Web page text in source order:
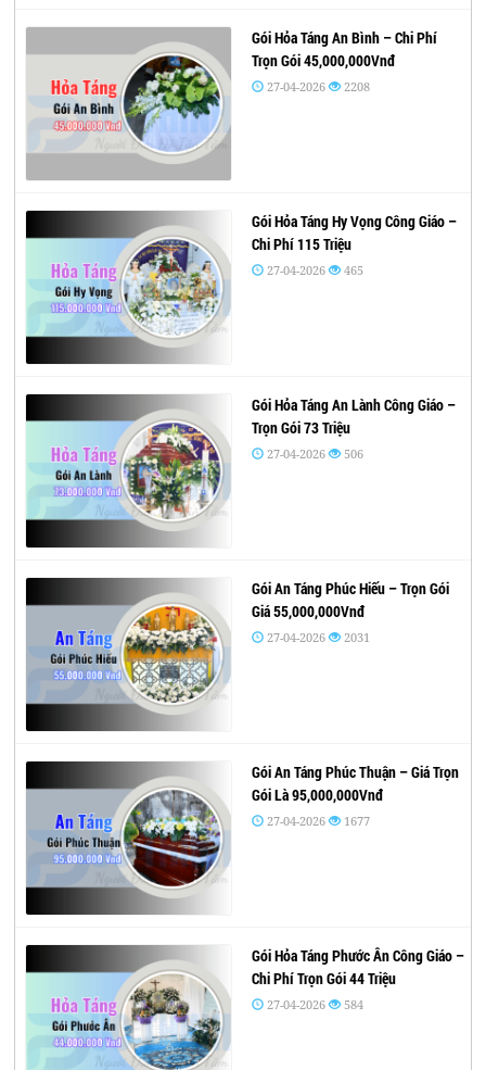
Gói Hỏa Táng An Bình – Chi Phí
Trọn Gói 45,000,000Vnđ
27-04-2026 2208
Gói Hỏa Táng Hy Vọng Công Giáo –
Chi Phí 115 Triệu
27-04-2026 465
Gói Hỏa Táng An Lành Công Giáo –
Trọn Gói 73 Triệu
27-04-2026 506
Gói An Táng Phúc Hiếu – Trọn Gói
Giá 55,000,000Vnđ
27-04-2026 2031
Gói An Táng Phúc Thuận – Giá Trọn
Gói Là 95,000,000Vnđ
27-04-2026 1677
Gói Hỏa Táng Phước Ân Công Giáo –
Chi Phí Trọn Gói 44 Triệu
27-04-2026 584